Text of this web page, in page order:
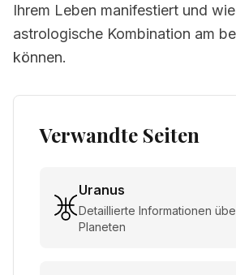
Ihrem Leben manifestiert und
astrologische Kombination am
können.
Verwandte Seiten
Uranus
Detaillierte Informationen
Planeten